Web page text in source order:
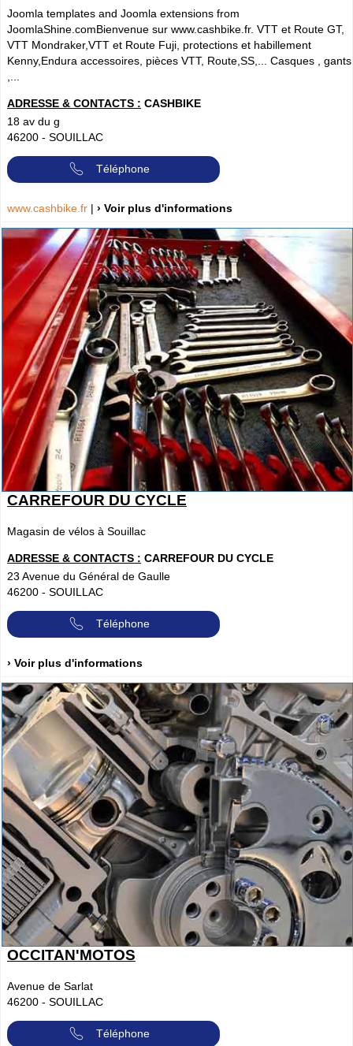
Joomla templates and Joomla extensions from
JoomlaShine.comBienvenue sur www.cashbike.fr. VTT et Route GT,
VTT Mondraker,VTT et Route Fuji, protections et habillement
Kenny,Endura accessoires, pièces VTT, Route,SS,... Casques , gants
ADRESSE & CONTACTS : CASHBIKE
18 av du g
46200 - SOUILLAC
Téléphone
www.cashbike.fr | › Voir plus d'informations
CARREFOUR DU CYCLE
Magasin de vélos à Souillac
ADRESSE & CONTACTS : CARREFOUR DU CYCLE
23 Avenue du Général de Gaulle
46200 - SOUILLAC
Téléphone
› Voir plus d'informations
OCCITAN'MOTOS
Avenue de Sarlat
46200 - SOUILLAC
Téléphone